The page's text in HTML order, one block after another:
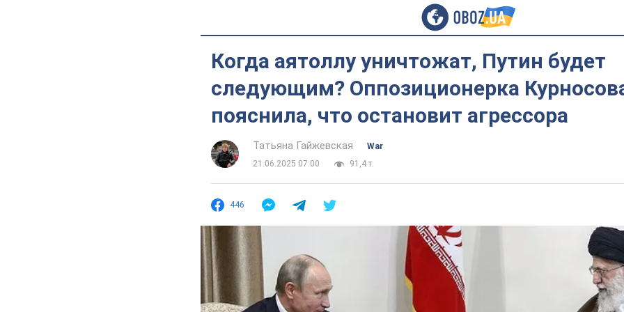
Когда аятоллу уничтожат, Путин будет
следующим? Оппозиционерка
пояснила, что остановит агрессора
Татьяна Гайжевская
War
21.06.2025 07:00
91,4 т.
446